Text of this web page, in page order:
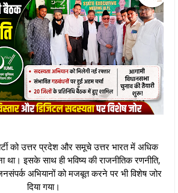
को उत्तर प्रदेश और समूचे उत्तर भारत में अधिक
था। इसके साथ ही भविष्य की राजनीतिक रणनीति,
अभियानों को मजबूत करने पर भी विशेष जोर
दिया गया।